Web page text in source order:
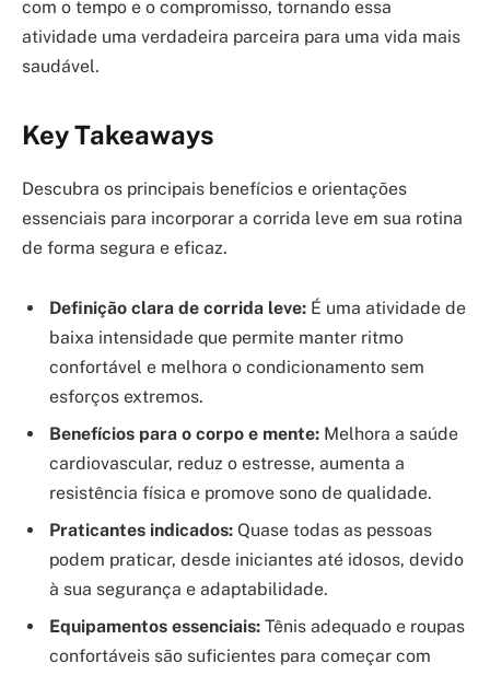
com o tempo e o compromisso, tornando essa
atividade uma verdadeira parceira para uma vida mais
saudável.
Key Takeaways
Descubra os principais benefícios e orientações
essenciais para incorporar a corrida leve em sua rotina
de forma segura e eficaz.
Definição clara de corrida leve: É uma atividade de
baixa intensidade que permite manter ritmo
confortável e melhora o condicionamento sem
esforços extremos.
Benefícios para o corpo e mente: Melhora a saúde
cardiovascular, reduz o estresse, aumenta a
resistência física e promove sono de qualidade.
Praticantes indicados: Quase todas as pessoas
podem praticar, desde iniciantes até idosos, devido
à sua segurança e adaptabilidade.
Equipamentos essenciais: Tênis adequado e roupas
confortáveis são suficientes para começar com